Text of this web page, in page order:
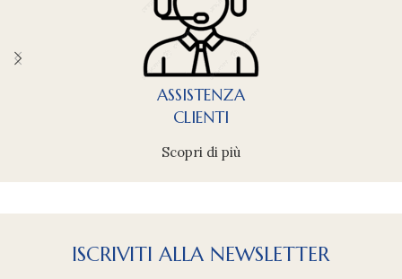
ASSISTENZA
CLIENTI
Scopri di più
ISCRIVITI ALLA NEWSLETTER